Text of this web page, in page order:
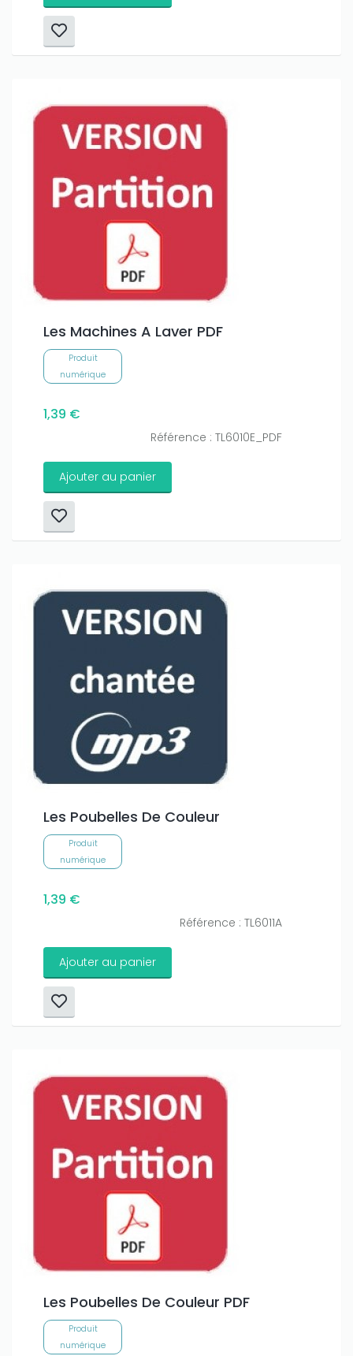
Les Machines A Laver PDF
Produit
numérique
1,39 €
Référence : TL6010E_PDF
Ajouter au panier
Les Poubelles De Couleur
Produit
numérique
1,39 €
Référence : TL6011A
Ajouter au panier
Les Poubelles De Couleur PDF
Produit
numérique